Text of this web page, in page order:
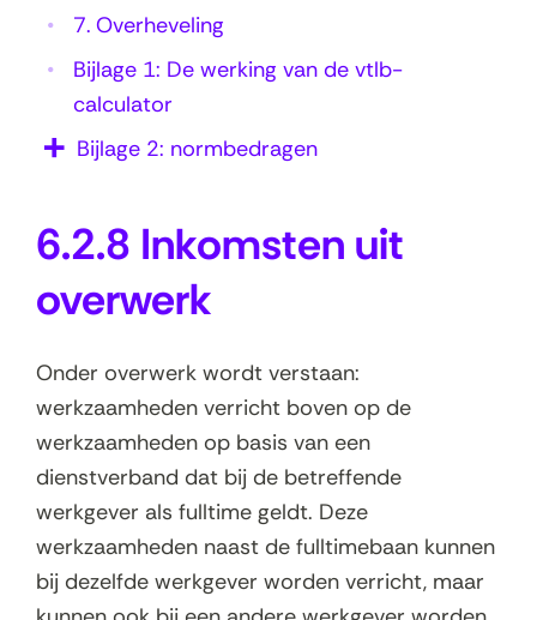
7. Overheveling
Bijlage 1: De werking van de vtlb-
calculator
Bijlage 2: normbedragen
6.2.8 Inkomsten uit
overwerk
Onder overwerk wordt verstaan:
werkzaamheden verricht boven op de
werkzaamheden op basis van een
dienstverband dat bij de betreffende
werkgever als fulltime geldt. Deze
werkzaamheden naast de fulltimebaan kunnen
bij dezelfde werkgever worden verricht, maar